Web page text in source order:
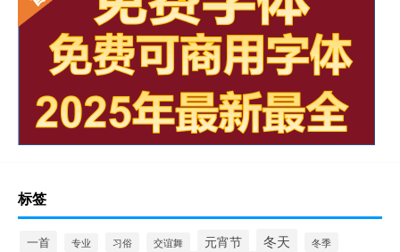
标签
一首 专业 习俗 交谊舞 元宵节 冬天 冬季